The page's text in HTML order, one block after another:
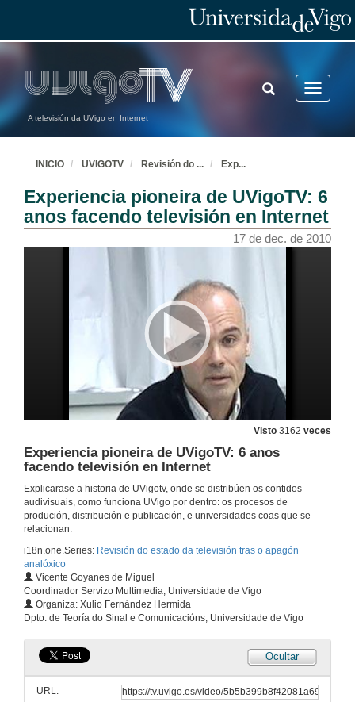
A televisión da UVigo en Internet
Toggle
TOGGLE
SEARCH
INICIO UVIGOTV Revisión do ... Exp...
Experiencia pioneira de UVigoTV: 6
anos facendo televisión en Internet
17 de dec. de 2010
Visto 3162 veces
Experiencia pioneira de UVigoTV: 6 anos
facendo televisión en Internet
Explicarase a historia de UVigotv, onde se distribúen os contidos
audivisuais, como funciona UVigo por dentro: os procesos de
produción, distribución e publicación, e universidades coas que se
relacionan.
i18n.one.Series: Revisión do estado da televisión tras o apagón
analóxico
Vicente Goyanes de Miguel
Coordinador Servizo Multimedia, Universidade de Vigo
Organiza: Xulio Fernández Hermida
Dpto. de Teoría do Sinal e Comunicacións, Universidade de Vigo
Ocultar
URL: